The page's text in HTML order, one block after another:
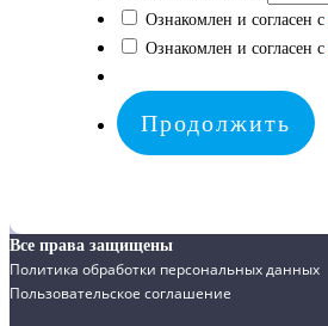
Ознакомлен и согласен с
Ознакомлен и согласен с
Все права защищены
Политика обработки персональных данных
Пользовательское соглашение